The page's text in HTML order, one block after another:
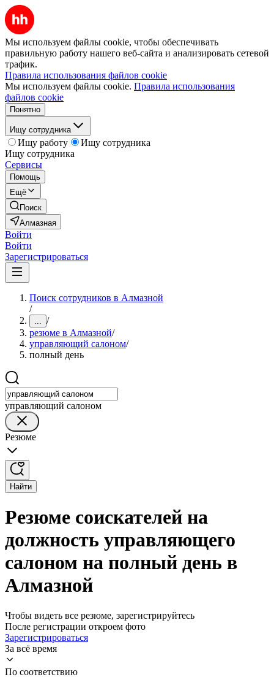
Мы используем файлы cookie, чтобы обеспечивать
правильную работу нашего веб-сайта и анализировать сетевой
трафик.
Правила использования файлов cookie
Мы используем файлы cookie. Правила использования
файлов cookie
Понятно
Ищу сотрудника
Ищу работу
Ищу сотрудника
Ищу сотрудника
Сервисы
Помощь
Ещё
Поиск
Алмазная
Войти
Войти
Зарегистрироваться
Поиск сотрудников в Алмазной
/
... /
резюме в Алмазной/
управляющий салоном/
полный день
управляющий салоном
Резюме
Найти
Резюме соискателей на
должность управляющего
салоном на полный день в
Алмазной
Чтобы видеть все резюме, зарегистрируйтесь
После регистрации откроем фото
Зарегистрироваться
За всё время
По соответствию